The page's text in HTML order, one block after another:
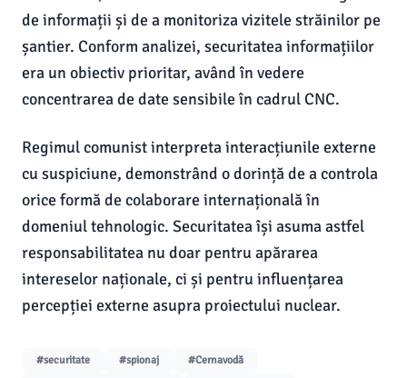
de informații și de a monitoriza vizitele străinilor pe
șantier. Conform analizei, securitatea informațiilor
era un obiectiv prioritar, având în vedere
concentrarea de date sensibile în cadrul CNC.
Regimul comunist interpreta interacțiunile externe
cu suspiciune, demonstrând o dorință de a controla
orice formă de colaborare internațională în
domeniul tehnologic. Securitatea își asuma astfel
responsabilitatea nu doar pentru apărarea
intereselor naționale, ci și pentru influențarea
percepției externe asupra proiectului nuclear.
#securitate #spionaj
#Cernavodă